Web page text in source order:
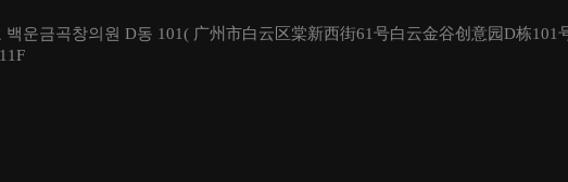
운금곡창의원 D동 101( 广州市白云区棠新西街61号白云金谷创意园D栋101